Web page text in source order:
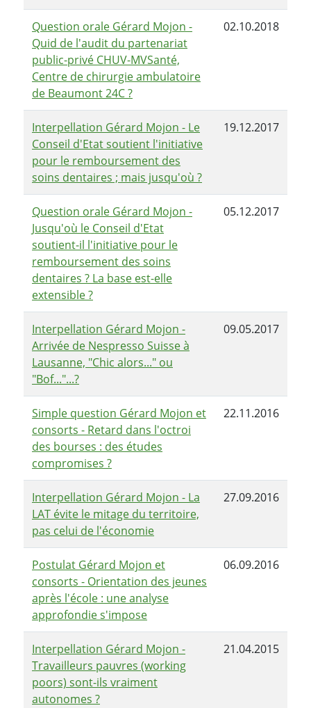
Question orale Gérard Mojon -
Quid de l'audit du partenariat
public-privé CHUV-MVSanté,
Centre de chirurgie ambulatoire
de Beaumont 24C ?
02.10.2018
Interpellation Gérard Mojon - Le
Conseil d'Etat soutient l'initiative
pour le remboursement des
soins dentaires ; mais jusqu'où ?
19.12.2017
Question orale Gérard Mojon -
Jusqu'où le Conseil d'Etat
soutient-il l'initiative pour le
remboursement des soins
dentaires ? La base est-elle
extensible ?
05.12.2017
Interpellation Gérard Mojon -
Arrivée de Nespresso Suisse à
Lausanne, "Chic alors..." ou
"Bof..."...?
09.05.2017
Simple question Gérard Mojon et
consorts - Retard dans l'octroi
des bourses : des études
compromises ?
22.11.2016
Interpellation Gérard Mojon - La
LAT évite le mitage du territoire,
pas celui de l'économie
27.09.2016
Postulat Gérard Mojon et
consorts - Orientation des jeunes
après l'école : une analyse
approfondie s'impose
06.09.2016
Interpellation Gérard Mojon -
Travailleurs pauvres (working
poors) sont-ils vraiment
autonomes ?
21.04.2015